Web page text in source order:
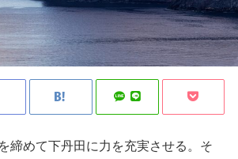
締めて下丹田に力を充実させる。そ